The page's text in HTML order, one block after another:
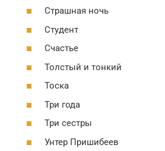
Страшная ночь
Студент
Счастье
Толстый и тонкий
Тоска
Три года
Три сестры
Унтер Пришибеев